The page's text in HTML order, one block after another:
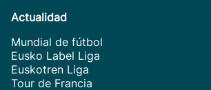
Actualidad
Mundial de fútbol
Eusko Label Liga
Euskotren Liga
Tour de Francia